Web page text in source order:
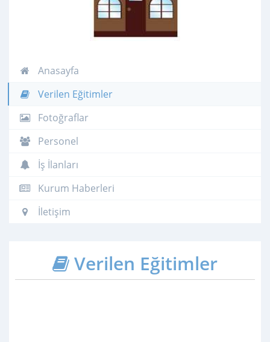
Anasayfa
Verilen Eğitimler
Fotoğraflar
Personel
İş İlanları
Kurum Haberleri
İletişim
Verilen Eğitimler